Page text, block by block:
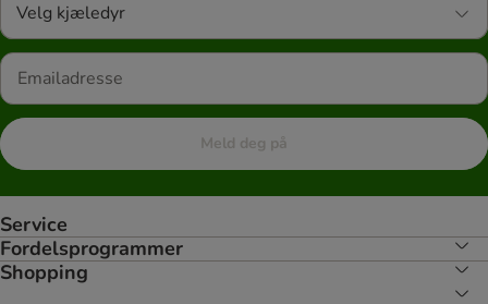
Velg kjæledyr
Meld deg på
Service
Fordelsprogrammer
Shopping